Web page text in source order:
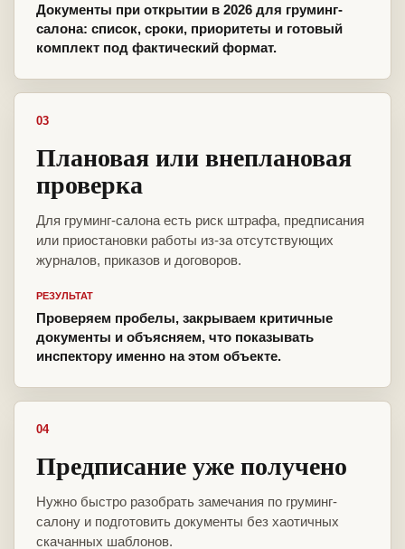
Документы при открытии в 2026 для груминг-
салона: список, сроки, приоритеты и готовый
комплект под фактический формат.
03
Плановая или внеплановая
проверка
Для груминг-салона есть риск штрафа, предписания
или приостановки работы из-за отсутствующих
журналов, приказов и договоров.
РЕЗУЛЬТАТ
Проверяем пробелы, закрываем критичные
документы и объясняем, что показывать
инспектору именно на этом объекте.
04
Предписание уже получено
Нужно быстро разобрать замечания по груминг-
салону и подготовить документы без хаотичных
скачанных шаблонов.